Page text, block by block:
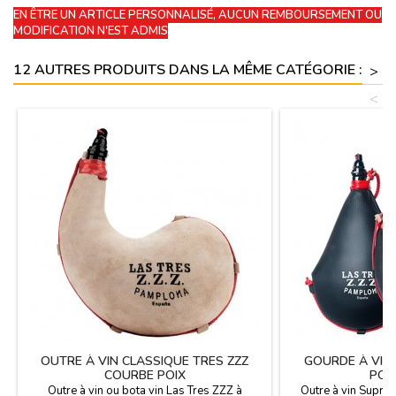
EN ÊTRE UN ARTICLE PERSONNALISÉ, AUCUN REMBOURSEMENT OU
MODIFICATION N'EST ADMIS
12 AUTRES PRODUITS DANS LA MÊME CATÉGORIE : >
<
OUTRE À VIN CLASSIQUE TRES ZZZ
COURBE POIX
Outre à vin ou bota vin Las Tres ZZZ à
GOURDE À VIN
Outre à vin